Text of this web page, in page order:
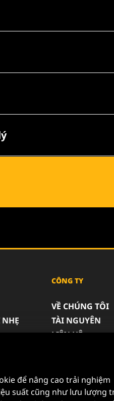
CÔNG TY
VỀ CHÚNG TÔI
TÀI NGUYÊN
LIÊN HỆ
THÔNG BÁO
để nâng cao trải nghiệm
suất cũng như lưu lượng